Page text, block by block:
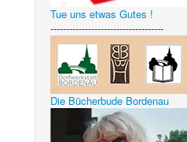
Tue uns etwas Gutes !
------------------------------------
Die Bücherbude Bordenau